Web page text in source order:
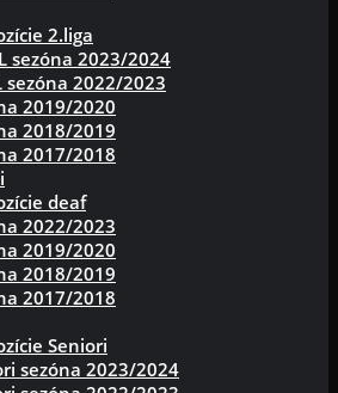
2.liga
sezóna 2023/2024
sezóna 2022/2023
2019/2020
2018/2019
2017/2018
deaf
2022/2023
2019/2020
2018/2019
2017/2018
Seniori
sezóna 2023/2024